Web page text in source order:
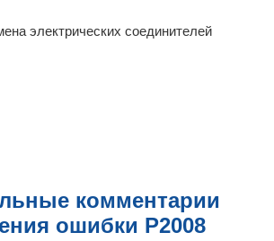
электрических соединителей
комментарии
ошибки P2008